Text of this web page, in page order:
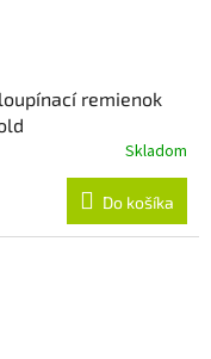
remienok
Skladom
Do košíka